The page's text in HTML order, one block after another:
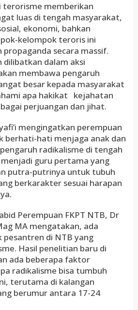
terorisme memberikan
luas di tengah masyarakat,
ekonomi, bahkan
kelompok teroris ini
propaganda secara massif.
dilibatkan dalam aksi
membawa pengaruh
besar kepada masyarakat
apa hakikat kejahatan
perjuangan dan jihat.
mengingatkan perempuan
berhati-hati menjaga anak dan
radikalisme di tengah
menjadi guru pertama yang
putra-putrinya untuk tubuh
berkarakter sesuai harapan
Perempuan FKPT NTB, Dr
MA mengatakan, ada
pesantren di NTB yang
Hasil penelitian baru di
ada beberapa faktor
radikalisme bisa tumbuh
terutama di kalangan
berumur antara 17-24